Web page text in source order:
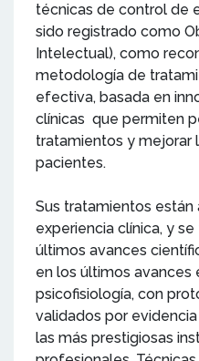
técnicas de control de
sido registrado como
Intelectual), como
metodología de
efectiva, basada en
clínicas que permiten
tratamientos y mejorar
pacientes.
Sus tratamientos están
experiencia clínica, y
últimos avances
en los últimos
psicofisiología, con
validados por
las más prestigiosas